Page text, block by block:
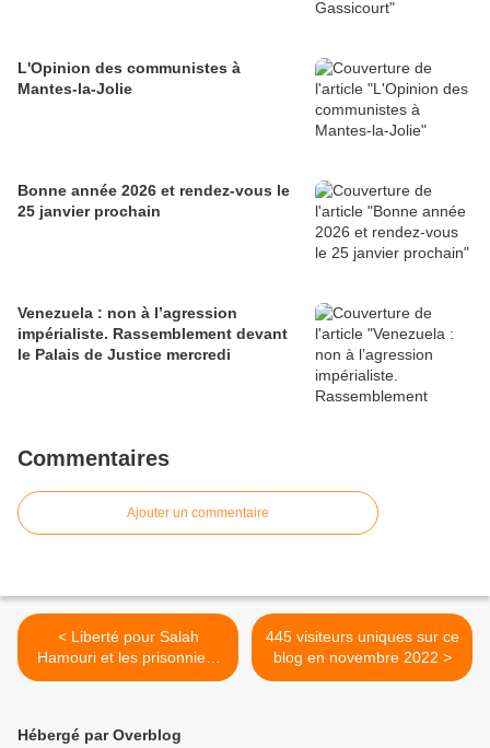
L'Opinion des communistes à
Mantes-la-Jolie
Bonne année 2026 et rendez-vous le
25 janvier prochain
Venezuela : non à l’agression
impérialiste. Rassemblement devant
le Palais de Justice mercredi
Commentaires
Ajouter un commentaire
< Liberté pour Salah
Hamouri et les prisonniers
politiques palestiniens
445 visiteurs uniques sur ce
blog en novembre 2022 >
Hébergé par Overblog